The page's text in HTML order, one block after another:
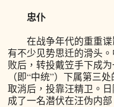
忠仆
在战争年代的重重谍
有不少见势思迁的滑头
败后，转投戴笠手下成
（即“中统”）下属第三
取消后，投靠汪精卫。
成了一名潜伏在汪伪内部